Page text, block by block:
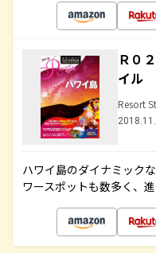
Ｒ０
イル
Resort
ハワイ島のダイナミック
ワースポットも数多く、